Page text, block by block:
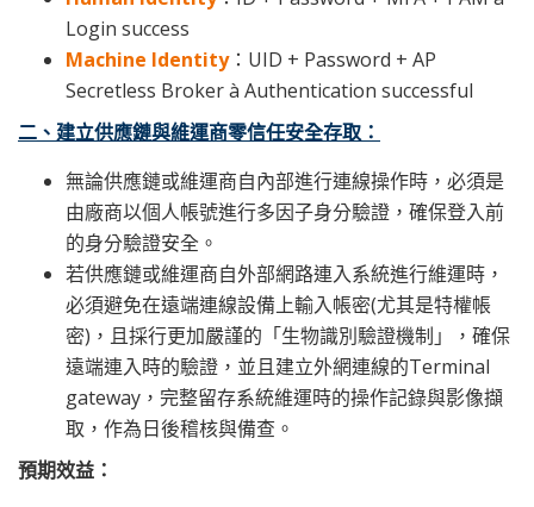
Login success
Machine Identity：UID + Password + AP
Secretless Broker à Authentication successful
二、建立供應鏈與維運商零信任安全存取：
無論供應鏈或維運商自內部進行連線操作時，必須是
由廠商以個人帳號進行多因子身分驗證，確保登入前
的身分驗證安全。
若供應鏈或維運商自外部網路連入系統進行維運時，
必須避免在遠端連線設備上輸入帳密(尤其是特權帳
密)，且採行更加嚴謹的「生物識別驗證機制」，確保
遠端連入時的驗證，並且建立外網連線的Terminal
gateway，完整留存系統維運時的操作記錄與影像擷
取，作為日後稽核與備查。
預期效益：